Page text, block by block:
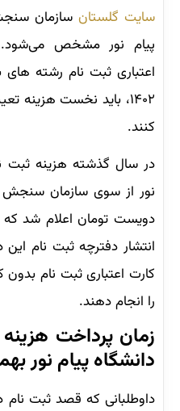
سایت گلستان سازمان
پیام نور مشخص می‌شود.
اعتباری ثبت نام رشته های
۱۴۰۲، باید نخست هزینه
کنند.
در سال گذشته هزینه ثبت
نور از سوی سازمان
دویست تومان اعلام شد
انتشار دفترچه ثبت نام این
کارت اعتباری ثبت نام بدون
را انجام دهند.
زمان پرداخت
دانشگاه پیام نور بهمن
داوطلبانی که قصد ثبت